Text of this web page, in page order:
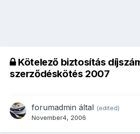
Kötelező biztosítás
szerződéskötés 2007
forumadmin által (edited)
November4, 2006